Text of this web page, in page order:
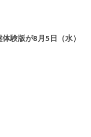
験版が8月5日（水）